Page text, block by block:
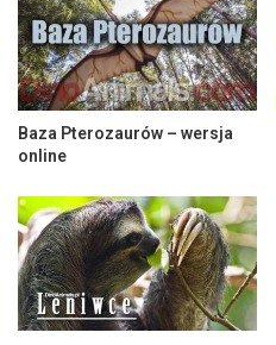
Baza Pterozaurów – wersja
online